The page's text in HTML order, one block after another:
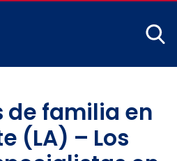
de familia en
(LA) – Los